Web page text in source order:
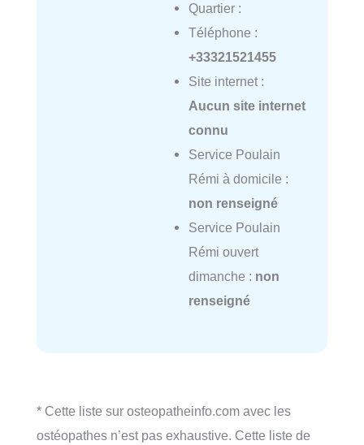
Quartier :
Téléphone :
+33321521455
Site internet :
Aucun site internet
connu
Service Poulain
Rémi à domicile :
non renseigné
Service Poulain
Rémi ouvert
dimanche : non
renseigné
* Cette liste sur osteopatheinfo.com avec les
ostéopathes n’est pas exhaustive. Cette liste de